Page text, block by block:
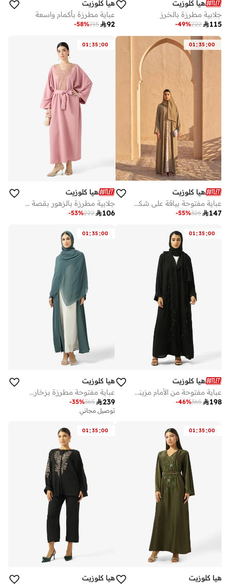
هيا كلوزيت
جلابية مطرزة بالخرز
115
222
-49%
هيا كلوزيت
عباية مطرزة بأكمام واسعة
92
215
-58%
01:35:00
هيا كلوزيت
عباية مفتوحة بياقة على شكل حرف وتفاصيل دانتيل
147
326
-55%
01:35:00
هيا كلوزيت
جلابية مطرزة بالزهور بقصة فضفاضة من الأمام
106
222
-53%
01:35:00
هيا كلوزيت
عباية مفتوحة من الأمام مزينة بنقوش بنمط زهور مع ياقة لابيل
198
365
-46%
01:35:00
هيا كلوزيت
عباية مفتوحة مطرزة بزخارف وياقة على شكل حرف
239
365
-35%
توصيل مجاني
01:35:00
هيا كلوزيت
01:35:00
هيا كلوزيت